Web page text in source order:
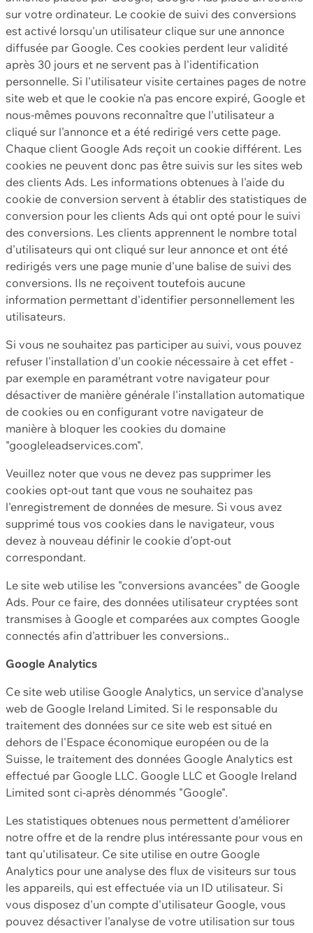
sur votre ordinateur. Le cookie de suivi des conversions
est activé lorsqu'un utilisateur clique sur une annonce
diffusée par Google. Ces cookies perdent leur validité
après 30 jours et ne servent pas à l'identification
personnelle. Si l'utilisateur visite certaines pages de notre
site web et que le cookie n'a pas encore expiré, Google et
nous-mêmes pouvons reconnaître que l'utilisateur a
cliqué sur l'annonce et a été redirigé vers cette page.
Chaque client Google Ads reçoit un cookie différent. Les
cookies ne peuvent donc pas être suivis sur les sites web
des clients Ads. Les informations obtenues à l'aide du
cookie de conversion servent à établir des statistiques de
conversion pour les clients Ads qui ont opté pour le suivi
des conversions. Les clients apprennent le nombre total
d'utilisateurs qui ont cliqué sur leur annonce et ont été
redirigés vers une page munie d'une balise de suivi des
conversions. Ils ne reçoivent toutefois aucune
information permettant d'identifier personnellement les
utilisateurs.
Si vous ne souhaitez pas participer au suivi, vous pouvez
refuser l'installation d'un cookie nécessaire à cet effet -
par exemple en paramétrant votre navigateur pour
désactiver de manière générale l'installation automatique
de cookies ou en configurant votre navigateur de
manière à bloquer les cookies du domaine
"googleleadservices.com".
Veuillez noter que vous ne devez pas supprimer les
cookies opt-out tant que vous ne souhaitez pas
l'enregistrement de données de mesure. Si vous avez
supprimé tous vos cookies dans le navigateur, vous
devez à nouveau définir le cookie d'opt-out
correspondant.
Le site web utilise les "conversions avancées" de Google
Ads. Pour ce faire, des données utilisateur cryptées sont
transmises à Google et comparées aux comptes Google
connectés afin d'attribuer les conversions..
Google Analytics
Ce site web utilise Google Analytics, un service d'analyse
web de Google Ireland Limited. Si le responsable du
traitement des données sur ce site web est situé en
dehors de l'Espace économique européen ou de la
Suisse, le traitement des données Google Analytics est
effectué par Google LLC. Google LLC et Google Ireland
Limited sont ci-après dénommés "Google".
Les statistiques obtenues nous permettent d'améliorer
notre offre et de la rendre plus intéressante pour vous en
tant qu'utilisateur. Ce site utilise en outre Google
Analytics pour une analyse des flux de visiteurs sur tous
les appareils, qui est effectuée via un ID utilisateur. Si
vous disposez d'un compte d'utilisateur Google, vous
pouvez désactiver l'analyse de votre utilisation sur tous